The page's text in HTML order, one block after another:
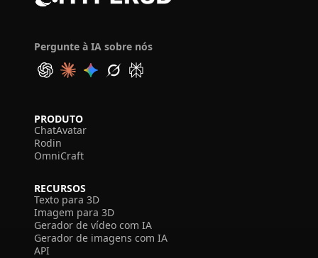
Pergunte à IA sobre nós
PRODUTO
ChatAvatar
Rodin
OmniCraft
RECURSOS
Texto para 3D
Imagem para 3D
Gerador de vídeo com IA
Gerador de imagens com IA
API